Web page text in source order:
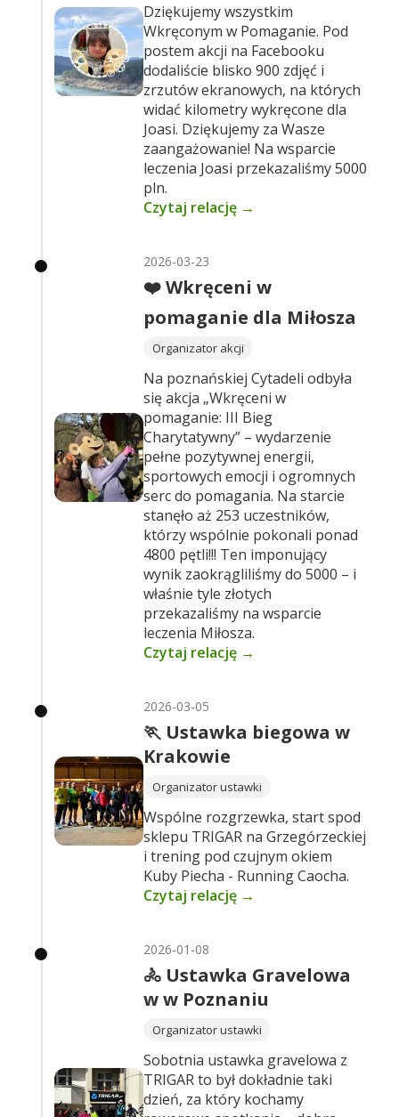
Dziękujemy wszystkim
Wkręconym w Pomaganie. Pod
postem akcji na Facebooku
dodaliście blisko 900 zdjęć i
zrzutów ekranowych, na których
widać kilometry wykręcone dla
Joasi. Dziękujemy za Wasze
zaangażowanie! Na wsparcie
leczenia Joasi przekazaliśmy 5000
pln.
Czytaj relację →
2026-03-23
❤️ Wkręceni w
pomaganie dla Miłosza
Organizator akcji
Na poznańskiej Cytadeli odbyła
się akcja „Wkręceni w
pomaganie: III Bieg
Charytatywny” – wydarzenie
pełne pozytywnej energii,
sportowych emocji i ogromnych
serc do pomagania. Na starcie
stanęło aż 253 uczestników,
którzy wspólnie pokonali ponad
4800 pętli!!! Ten imponujący
wynik zaokrągliliśmy do 5000 – i
właśnie tyle złotych
przekazaliśmy na wsparcie
leczenia Miłosza.
Czytaj relację →
2026-03-05
🏃 Ustawka biegowa w
Krakowie
Organizator ustawki
Wspólne rozgrzewka, start spod
sklepu TRIGAR na Grzegórzeckiej
i trening pod czujnym okiem
Kuby Piecha - Running Caocha.
Czytaj relację →
2026-01-08
🚴 Ustawka Gravelowa
w w Poznaniu
Organizator ustawki
Sobotnia ustawka gravelowa z
TRIGAR to był dokładnie taki
dzień, za który kochamy